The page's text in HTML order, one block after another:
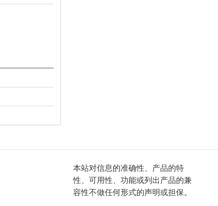
本站对信息的准确性、产品的特
性、可用性、功能或列出产品的兼
容性不做任何形式的声明或担保。